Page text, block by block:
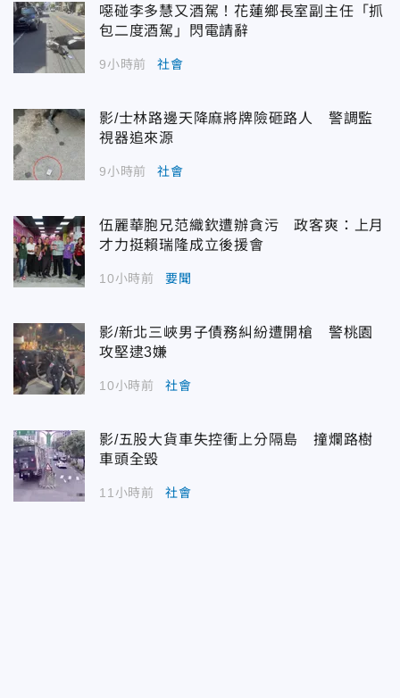
噁碰李多慧又酒駕！花蓮鄉長室副主任「抓
包二度酒駕」閃電請辭
9小時前 社會
影/士林路邊天降麻將牌險砸路人 警調監
視器追來源
9小時前 社會
伍麗華胞兄范織欽遭辦貪污 政客爽：上月
才力挺賴瑞隆成立後援會
10小時前 要聞
影/新北三峽男子債務糾紛遭開槍 警桃園
攻堅逮3嫌
10小時前 社會
影/五股大貨車失控衝上分隔島 撞爛路樹
車頭全毀
11小時前 社會